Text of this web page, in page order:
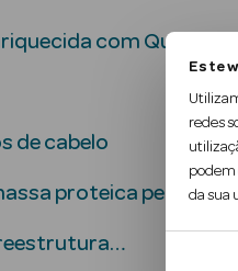
Este
redes
podem
da sua
com
de cabelo
proteica perdida